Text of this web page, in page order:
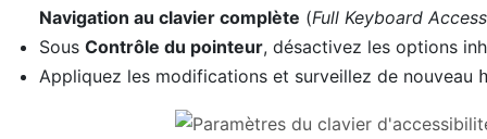
Navigation au clavier complète (Full Keyboard Access
SousContrôle du pointeur, désactivez les options
Appliquez les modifications et surveillez de nouveau